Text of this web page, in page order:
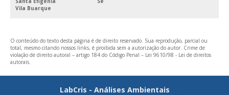
Vila Buarque
O conteúdo do texto desta página é de direito reservado. Sua reprodução, parcial ou
total, mesmo citando nossos links, é proibida sem a autorização do autor. Crime de
violação de direito autoral – artigo 184 do Código Penal – Lei 9610/98 - Lei de direitos
autorais.
LabCris - Análises Ambientais